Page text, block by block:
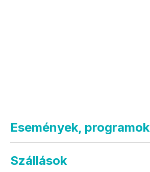
Események, programok
Szállások